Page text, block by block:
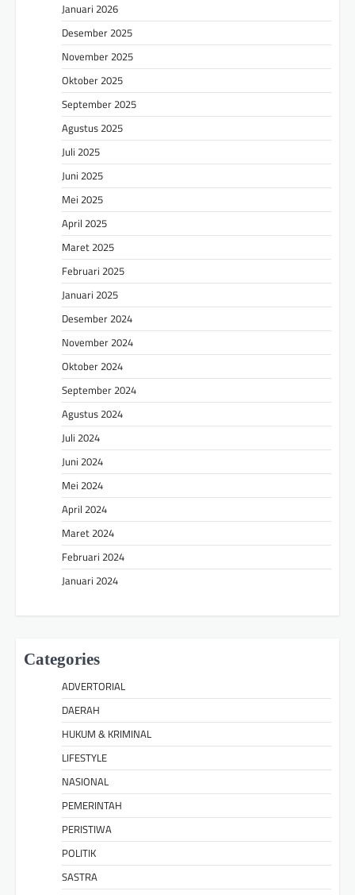
Januari 2026
Desember 2025
November 2025
Oktober 2025
September 2025
Agustus 2025
Juli 2025
Juni 2025
Mei 2025
April 2025
Maret 2025
Februari 2025
Januari 2025
Desember 2024
November 2024
Oktober 2024
September 2024
Agustus 2024
Juli 2024
Juni 2024
Mei 2024
April 2024
Maret 2024
Februari 2024
Januari 2024
Categories
ADVERTORIAL
DAERAH
HUKUM & KRIMINAL
LIFESTYLE
NASIONAL
PEMERINTAH
PERISTIWA
POLITIK
SASTRA